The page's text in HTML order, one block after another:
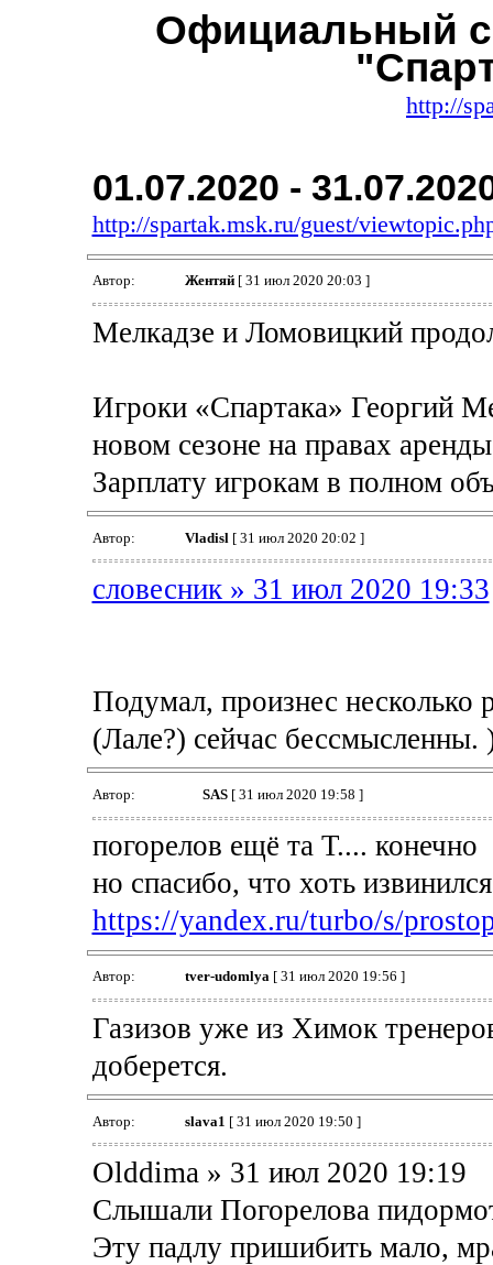
Официальный
http://
01.07.2020 -
http://spartak.msk.ru/guest/
Автор: Жентяй[ 31 июл 2020 20:03 ]
Мелкадзе и Ломовицкий
Игроки «Спартака» Георгий
новом сезоне на правах
Зарплату игрокам в полном
Автор: Vladisl [ 31 июл 2020 20:02 ]
словесник » 31 июл 2020 19:33
Подумал, произнес
(Лале?) сейчас бессмысленны.
Автор: SAS[ 31 июл 2020 19:58 ]
погорелов ещё та Т.... конечно
но спасибо, что хоть извинился
https://yandex.ru/turbo/s/
Автор: tver-udomlya[ 31 июл 2020 19:56 ]
Газизов уже из Химок
доберется.
Автор: slava1 [ 31 июл 2020 19:50 ]
Olddima » 31 июл 2020 19:19
Слышали Погорелова
Эту падлу пришибить мало,